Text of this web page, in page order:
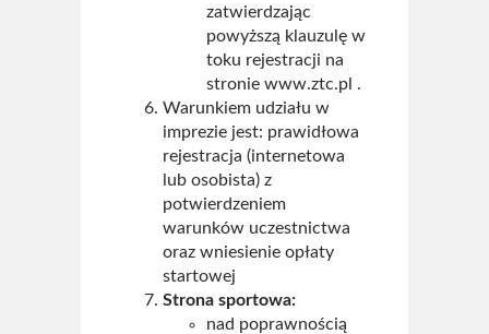
zatwierdzając
powyższą klauzulę w
toku rejestracji na
stronie www.ztc.pl .
Warunkiem udziału w
imprezie jest: prawidłowa
rejestracja (internetowa
lub osobista) z
potwierdzeniem
warunków uczestnictwa
oraz wniesienie opłaty
startowej
Strona sportowa:
nad poprawnością